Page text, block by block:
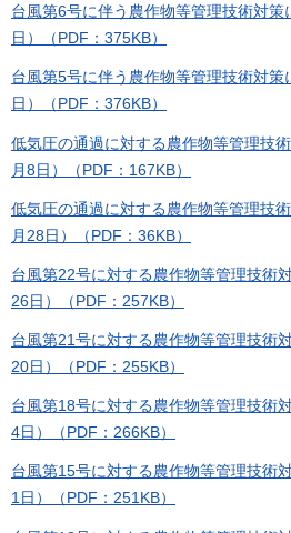
台風第6号に伴う農作物等管理技術対
日）（PDF：375KB）
台風第5号に伴う農作物等管理技術対
日）（PDF：376KB）
低気圧の通過に対する農作物等管理技
月8日）（PDF：167KB）
低気圧の通過に対する農作物等管理技
月28日）（PDF：36KB）
台風第22号に対する農作物等管理技術
26日）（PDF：257KB）
台風第21号に対する農作物等管理技術
20日）（PDF：255KB）
台風第18号に対する農作物等管理技術
4日）（PDF：266KB）
台風第15号に対する農作物等管理技術
1日）（PDF：251KB）